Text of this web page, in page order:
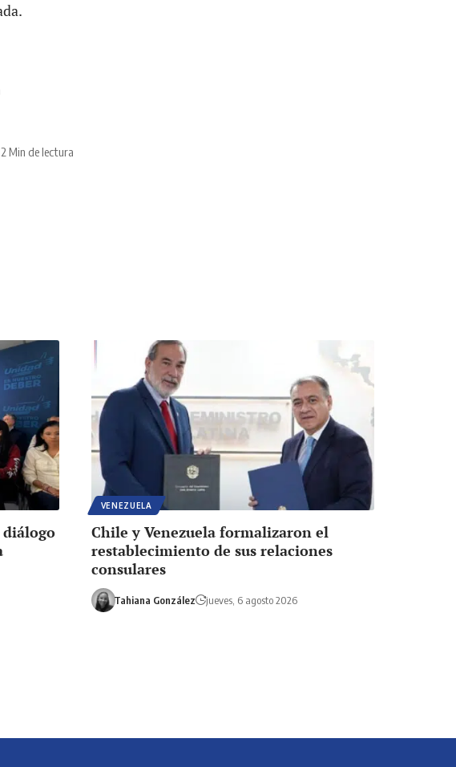
2 Min de lectura
diálogo
VENEZUELA
Chile y Venezuela formalizaron el
restablecimiento de sus relaciones
consulares
Tahiana González jueves, 6 agosto 2026